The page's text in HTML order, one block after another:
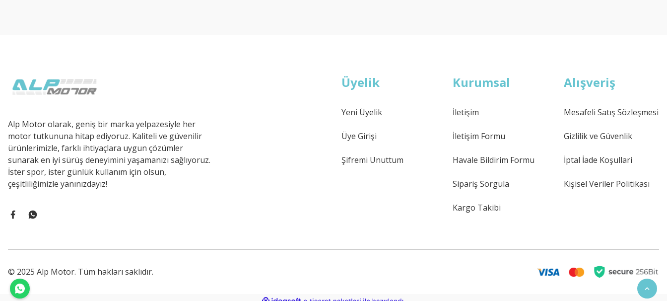
Alp Motor olarak, geniş bir marka yelpazesiyle her
motor tutkununa hitap ediyoruz. Kaliteli ve güvenilir
ürünlerimizle, farklı ihtiyaçlara uygun çözümler
sunarak en iyi sürüş deneyimini yaşamanızı sağlıyoruz.
İster spor, ister günlük kullanım için olsun,
çeşitliliğimizle yanınızdayız!
Üyelik
Yeni Üyelik
Üye Girişi
Şifremi Unuttum
Kurumsal
İletişim
İletişim Formu
Havale Bildirim Formu
Sipariş Sorgula
Kargo Takibi
Alışveriş
Mesafeli Satış Sözleşmesi
Gizlilik ve Güvenlik
İptal İade Koşullari
Kişisel Veriler Politikası
© 2025 Alp Motor. Tüm hakları saklıdır.